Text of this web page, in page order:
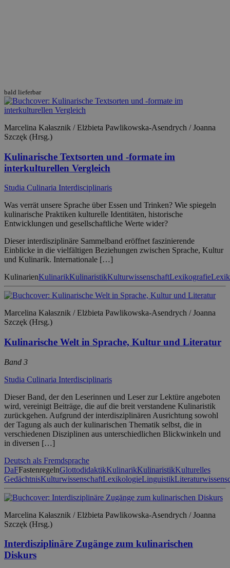
bald lieferbar
Marcelina Kałasznik / Elżbieta Pawlikowska-Asendrych / Joanna
Szczęk (Hrsg.)
Kulinarische Textsorten und -formate im
interkulturellen Vergleich
Studia Culinaria Interdisciplinaris
Was verrät unsere Sprache über Essen und Trinken? Wie spiegeln
kulinarische Praktiken kulturelle Identitäten, historische
Entwicklungen und gesellschaftliche Werte wider?
Dieser interdisziplinäre Sammelband eröffnet faszinierende
Einblicke in die vielfältigen Beziehungen zwischen Sprache, Kultur
und Kulinarik. Internationale […]
KulinarienKulinarikKulinaristikKulturwissenschaftLexikografie
Marcelina Kałasznik / Elżbieta Pawlikowska-Asendrych / Joanna
Szczęk (Hrsg.)
Kulinarische Welt in Sprache, Kultur und Literatur
Band 3
Studia Culinaria Interdisciplinaris
Dieser Band, der den Leserinnen und Leser zur Lektüre angeboten
wird, vereinigt Beiträge, die auf die breit verstandene Kulinaristik
zurückgehen. Aufgrund der interdisziplinären Ausrichtung sowohl
der Tagung als auch der kulinarischen Thematik selbst, die in
verschiedenen Disziplinen aus unterschiedlichen Blickwinkeln und
in diversen […]
Deutsch als Fremdsprache
DaFFastenregelnGlottodidaktikKulinarikKulinaristikKulturelles
GedächtnisKulturwissenschaftLexikologieLinguistik
Marcelina Kałasznik / Elżbieta Pawlikowska-Asendrych / Joanna
Szczęk (Hrsg.)
Interdisziplinäre Zugänge zum kulinarischen
Diskurs